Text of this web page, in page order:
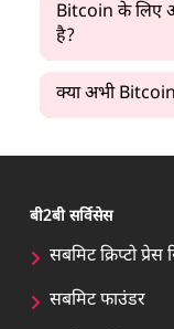
Bitcoin के लिए
है?
क्या अभी
बी2बी सर्विसेस
सबमिट क्रिप्टो प्रेस
सबमिट फाउंडर